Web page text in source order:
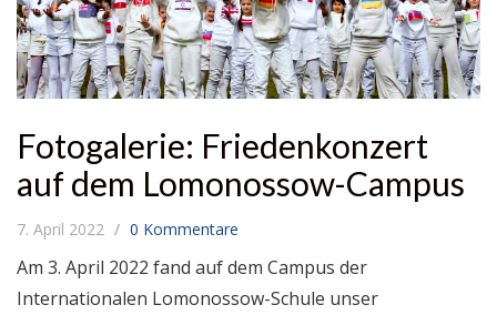
Fotogalerie: Friedenkonzert
auf dem Lomonossow-Campus
7. April 2022 0 Kommentare
Am 3. April 2022 fand auf dem Campus der
Internationalen Lomonossow-Schule unser